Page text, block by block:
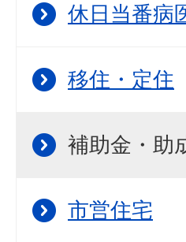
休日当番病
移住・定住
補助金・助
市営住宅